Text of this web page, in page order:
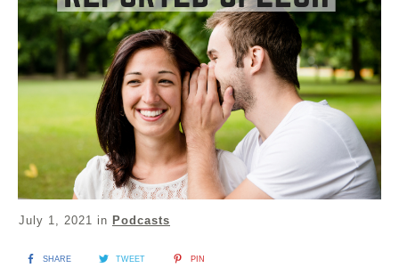
July 1, 2021 in Podcasts
SHARE TWEET PIN